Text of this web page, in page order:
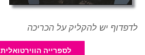
לדפדוף יש להקליק על הכריכה
לספרייה הווירטואלית